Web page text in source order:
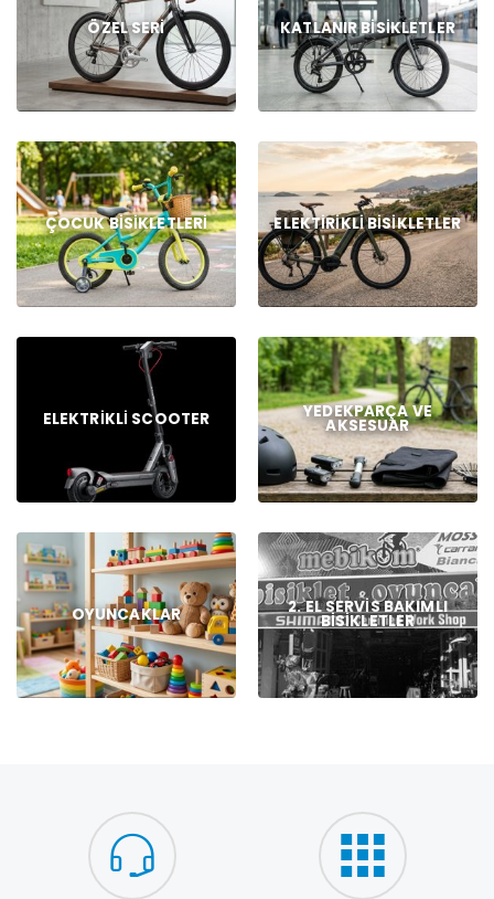
ÖZEL SERI KATLANIR BISIKLETLER
ÇOCUK BISIKLETLERI ELEKTIRIKLI BISIKLETLER
ELEKTRIKLI SCOOTER YEDEKPARÇA VE
AKSESUAR
OYUNCAKLAR 2. EL SERVIS BAKIMLI
BISIKLETLER